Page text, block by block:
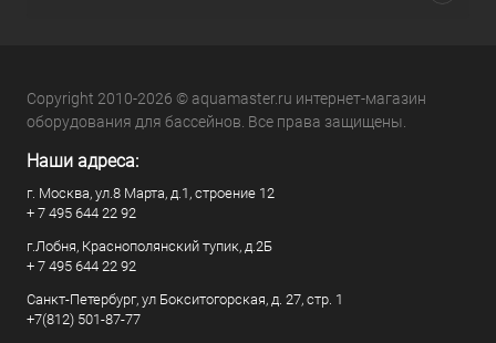
Copyright 2010-2026 © aquamaster.ru интернет-магазин
оборудования для бассейнов. Все права защищены.
Наши адреса:
г. Москва, ул.8 Марта, д.1, строение 12
+ 7 495 644 22 92
г.Лобня, Краснополянский тупик, д.2Б
+ 7 495 644 22 92
Санкт-Петербург, ул Бокситогорская, д. 27, стр. 1
+7(812) 501-87-77